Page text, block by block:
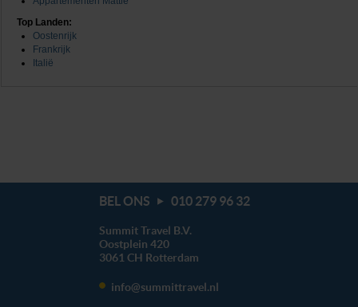
Top Landen:
Oostenrijk
Frankrijk
Italië
BEL ONS 010 279 96 32
Summit Travel B.V.
Oostplein 420
3061 CH Rotterdam
info@summittravel.nl